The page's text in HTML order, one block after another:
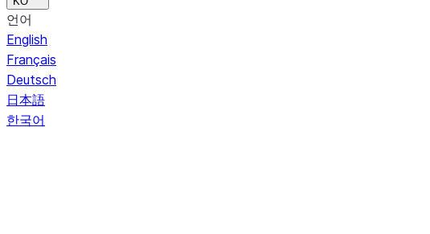
언어
English
Français
Deutsch
日本語
한국어